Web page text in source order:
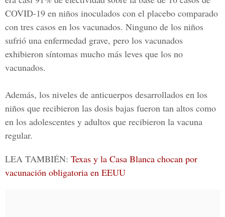
COVID-19 en niños inoculados con el placebo comparado
con tres casos en los vacunados. Ninguno de los niños
sufrió una enfermedad grave, pero los vacunados
exhibieron síntomas mucho más leves que los no
vacunados.
Además, los niveles de anticuerpos desarrollados en los
niños que recibieron las dosis bajas fueron tan altos como
en los adolescentes y adultos que recibieron la vacuna
regular.
LEA TAMBIÉN: Texas y la Casa Blanca chocan por
vacunación obligatoria en EEUU